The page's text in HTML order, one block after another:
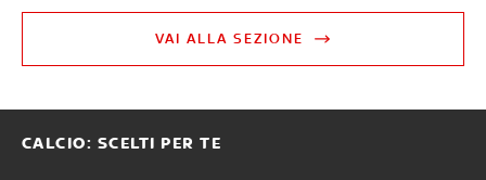
VAI ALLA SEZIONE
CALCIO: SCELTI PER TE